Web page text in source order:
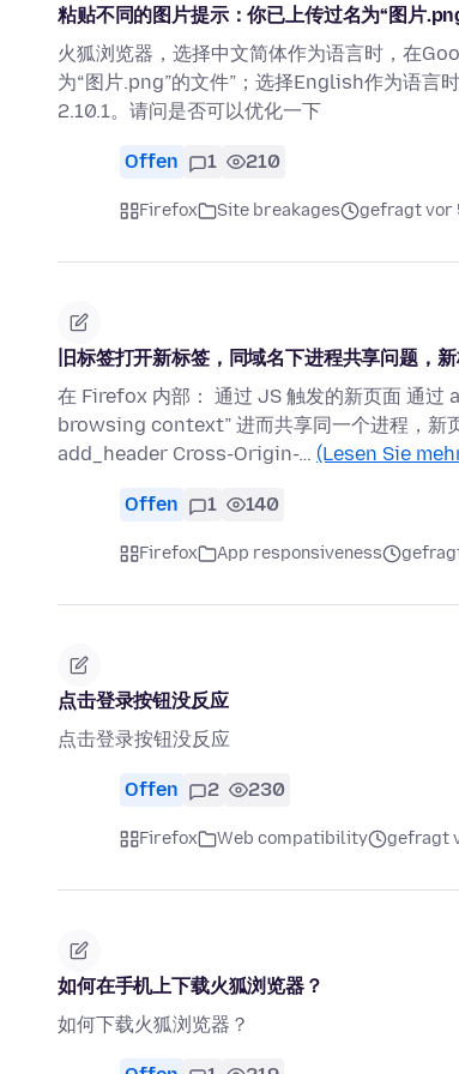
粘贴不同的图片提示：你已上传过名为“图片
火狐浏览器，选择中文简体作为语言时，在
为“图片.png”的文件”；选择English作为语言
2.10.1。请问是否可以优化一下
Offen 1 210
Firefox Site breakages gefragt vor
旧标签打开新标签，同域名下进程共享问题，
在 Firefox 内部： 通过 JS 触发的新页面 通
browsing context” 进而共享同一个进程，新
add_header Cross-Origin-… (Lesen Sie
Offen 1 140
Firefox App responsiveness
点击登录按钮没反应
点击登录按钮没反应
Offen 2 230
Firefox Web compatibility gefragt
如何在手机上下载火狐浏览器？
如何下载火狐浏览器？